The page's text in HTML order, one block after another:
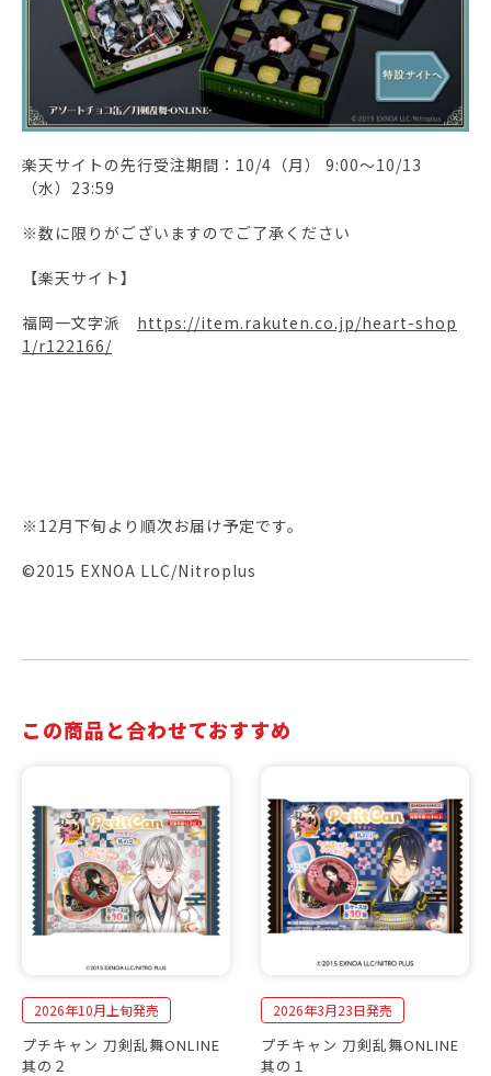
楽天サイトの先行受注期間：10/4（月） 9:00～10/13
（水）23:59
※数に限りがございますのでご了承ください
【楽天サイト】
福岡一文字派 https://item.rakuten.co.jp/heart-shop
1/r122166/
※12月下旬より順次お届け予定です。
©2015 EXNOA LLC/Nitroplus
この商品と合わせておすすめ
2026年10月上旬発売
プチキャン 刀剣乱舞ONLINE
其の２
2026年3月23日発売
プチキャン 刀剣乱舞ONLINE
其の１